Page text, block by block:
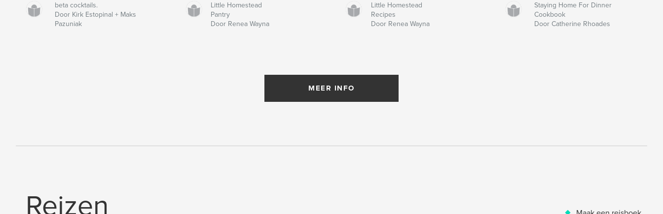
beta cocktails.
Door Kirk Estopinal + Maks
Pazuniak
Little Homestead
Pantry
Door Renea Wayna
Little Homestead
Recipes
Door Renea Wayna
Staying Home For Dinner
Cookbook
Door Catherine Rhoades
MEER INFO
Reizen